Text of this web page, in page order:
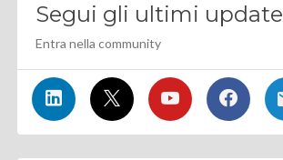
Segui gli ultimi update
Entra nella community